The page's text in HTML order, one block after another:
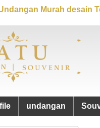
Murah desain
undangan